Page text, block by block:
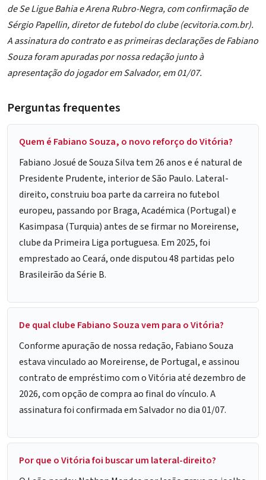
de Se Ligue Bahia e Arena Rubro-Negra, com confirmação de
Sérgio Papellin, diretor de futebol do clube (ecvitoria.com.br).
A assinatura do contrato e as primeiras declarações de Fabiano
Souza foram apuradas por nossa redação junto à
apresentação do jogador em Salvador, em 01/07.
Perguntas frequentes
Quem é Fabiano Souza, o novo reforço do Vitória?
Fabiano Josué de Souza Silva tem 26 anos e é natural de
Presidente Prudente, interior de São Paulo. Lateral-
direito, construiu boa parte da carreira no futebol
europeu, passando por Braga, Académica (Portugal) e
Kasimpasa (Turquia) antes de se firmar no Moreirense,
clube da Primeira Liga portuguesa. Em 2025, foi
emprestado ao Ceará, onde disputou 48 partidas pelo
Brasileirão da Série B.
De qual clube Fabiano Souza vem para o Vitória?
Conforme apuração de nossa redação, Fabiano Souza
estava vinculado ao Moreirense, de Portugal, e assinou
contrato de empréstimo com o Vitória até dezembro de
2026, com opção de compra ao final do vínculo. A
assinatura foi confirmada em Salvador no dia 01/07.
Por que o Vitória foi buscar um lateral-direito?